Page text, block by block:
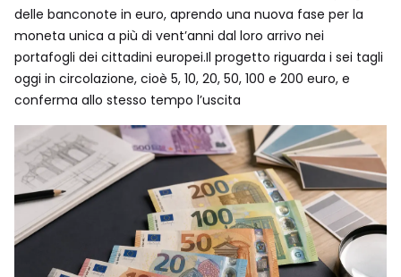
delle banconote in euro, aprendo una nuova fase per la
moneta unica a più di vent’anni dal loro arrivo nei
portafogli dei cittadini europei.Il progetto riguarda i sei tagli
oggi in circolazione, cioè 5, 10, 20, 50, 100 e 200 euro, e
conferma allo stesso tempo l’uscita